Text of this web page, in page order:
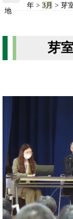
地
年 >3月 > 芽
芽